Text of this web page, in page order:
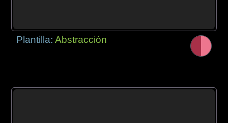
Plantilla:Abstracción